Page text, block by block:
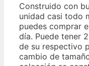
Construido con
unidad casi todo
puedes comprar
día. Puede tener
de su respectivo
cambio de